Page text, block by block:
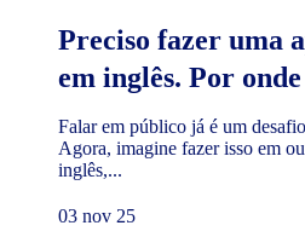
Preciso fazer uma
em inglês. Por
Falar em público já é um
Agora, imagine fazer isso em
inglês,...
03 nov 25